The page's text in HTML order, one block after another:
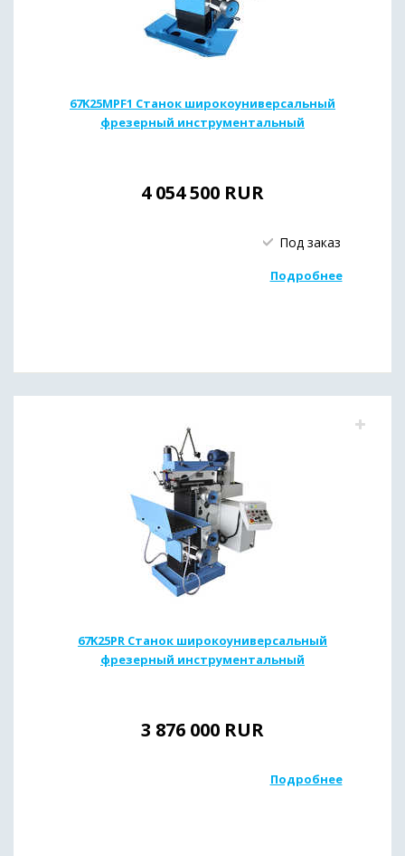
67K25MPF1 Станок широкоуниверсальный
фрезерный инструментальный
4 054 500 RUR
Под заказ
Подробнее
67K25PR Станок широкоуниверсальный
фрезерный инструментальный
3 876 000 RUR
Подробнее